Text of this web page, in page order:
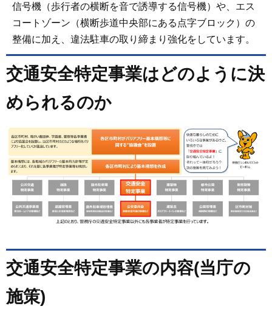
信号機（歩行者の横断を音で誘導する信号機）や、エス
コートゾーン（横断歩道中央部にある点字ブロック）の
整備に加え、違法駐車の取り締まり強化をしています。
交通安全特定事業はどのように決
められるのか
交通安全特定事業の内容(当庁の
施策)